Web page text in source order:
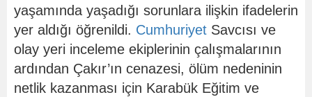
yaşamında yaşadığı sorunlara ilişkin ifadelerin
yer aldığı öğrenildi. Cumhuriyet Savcısı ve
olay yeri inceleme ekiplerinin çalışmalarının
ardından Çakır’ın cenazesi, ölüm nedeninin
netlik kazanması için Karabük Eğitim ve